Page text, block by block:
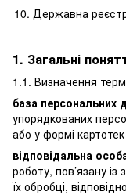
Державна
1. Загальні
1.1. Визначення
база персональних
упорядкованих
або у формі
відповідальна
роботу, пов’язану
їх обробці,